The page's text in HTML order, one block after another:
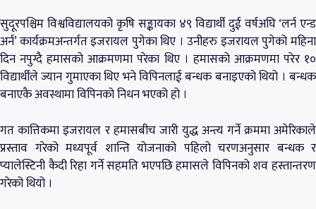
सुदूरपश्चिम विश्वविद्यालयको कृषि सङ्कायका ४९ विद्यार्थी दुई वर्षअघि ‘लर्न एन्ड
अर्न’ कार्यक्रमअन्तर्गत इजरायल पुगेका थिए । उनीहरु इजरायल पुगेको महिना
दिन नपुग्दै हमासको आक्रमणमा परेका थिए । हमासको आक्रमणमा परेर १०
विद्यार्थीले ज्यान गुमाएका थिए भने विपिनलाई बन्धक बनाइएको थियो । बन्धक
बनाएकै अवस्थामा विपिनको निधन भएको हो ।
गत कात्तिकमा इजरायल र हमासबीच जारी युद्ध अन्त्य गर्ने क्रममा अमेरिकाले
प्रस्ताव गरेको मध्यपूर्व शान्ति योजनाको पहिलो चरणअनुसार बन्धक र
प्यालेस्टिनी कैदी रिहा गर्ने सहमति भएपछि हमासले विपिनको शव हस्तान्तरण
गरेको थियो ।